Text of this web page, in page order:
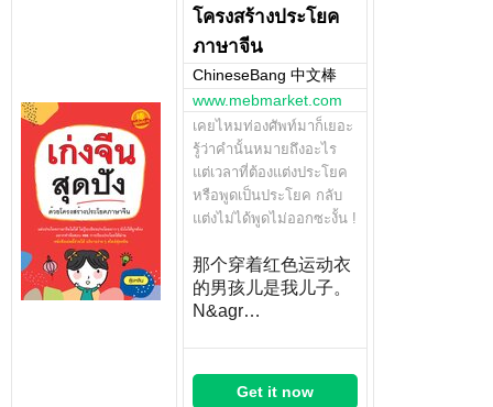
โครงสร้างประโยค
ภาษาจีน
ChineseBang 中文棒
www.mebmarket.com
เคยไหมท่องศัพท์มาก็เยอะ
รู้ว่าคำนั้นหมายถึงอะไร
แต่เวลาที่ต้องแต่งประโยค
หรือพูดเป็นประโยค กลับ
แต่งไม่ได้พูดไม่ออกซะงั้น !
那个穿着红色运动衣
的男孩儿是我儿子。
N&agr…
Get it now